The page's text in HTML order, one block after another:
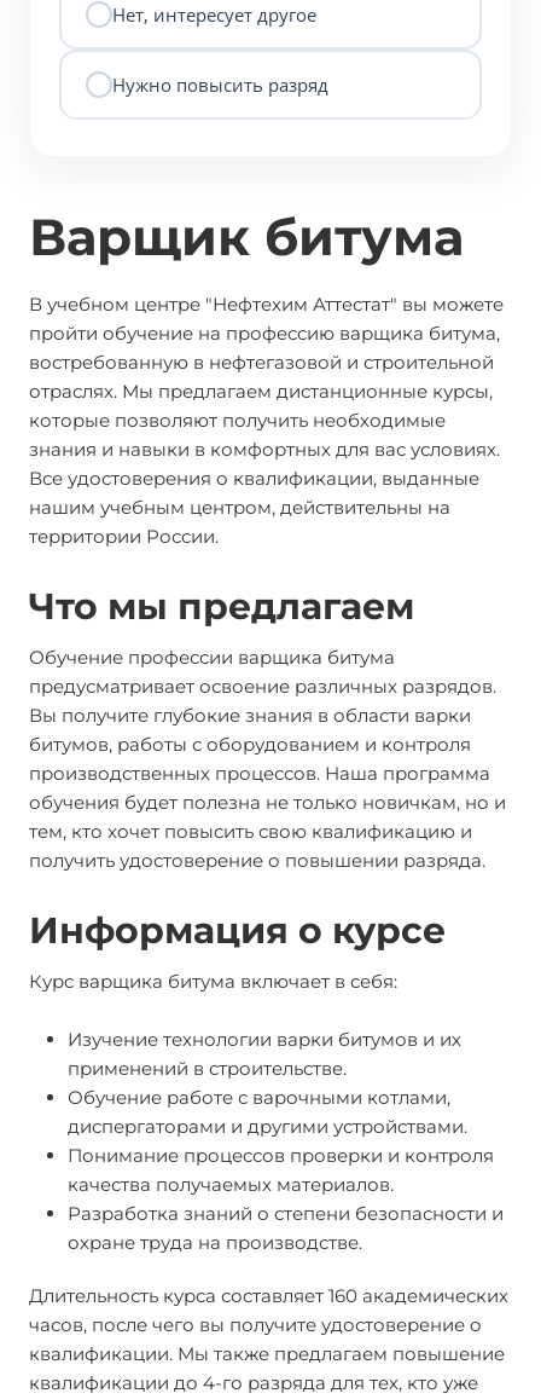
Нет, интересует другое
Нужно повысить разряд
Варщик битума
В учебном центре "Нефтехим Аттестат" вы можете
пройти обучение на профессию варщика битума,
востребованную в нефтегазовой и строительной
отраслях. Мы предлагаем дистанционные курсы,
которые позволяют получить необходимые
знания и навыки в комфортных для вас условиях.
Все удостоверения о квалификации, выданные
нашим учебным центром, действительны на
территории России.
Что мы предлагаем
Обучение профессии варщика битума
предусматривает освоение различных разрядов.
Вы получите глубокие знания в области варки
битумов, работы с оборудованием и контроля
производственных процессов. Наша программа
обучения будет полезна не только новичкам, но и
тем, кто хочет повысить свою квалификацию и
получить удостоверение о повышении разряда.
Информация о курсе
Курс варщика битума включает в себя:
Изучение технологии варки битумов и их
применений в строительстве.
Обучение работе с варочными котлами,
диспергаторами и другими устройствами.
Понимание процессов проверки и контроля
качества получаемых материалов.
Разработка знаний о степени безопасности и
охране труда на производстве.
Длительность курса составляет 160 академических
часов, после чего вы получите удостоверение о
квалификации. Мы также предлагаем повышение
квалификации до 4-го разряда для тех, кто уже